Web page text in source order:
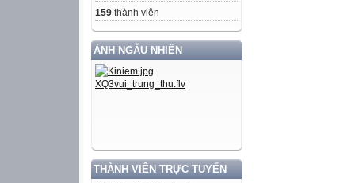
159 thành viên
ẢNH NGẪU NHIÊN
THÀNH VIÊN TRỰC TUYẾN